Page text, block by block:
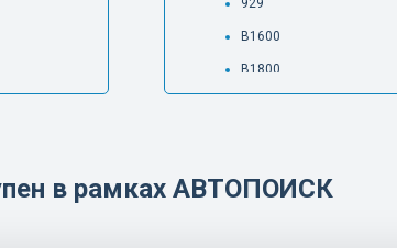
929
B1600
B1800
B2600
в рамках АВТОПОИСК